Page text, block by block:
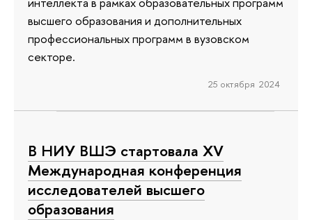
высшего образования и дополнительных
профессиональных программ в вузовском
секторе.
25 октября 2024
В НИУ ВШЭ стартовала XV
Международная конференция
исследователей высшего
образования